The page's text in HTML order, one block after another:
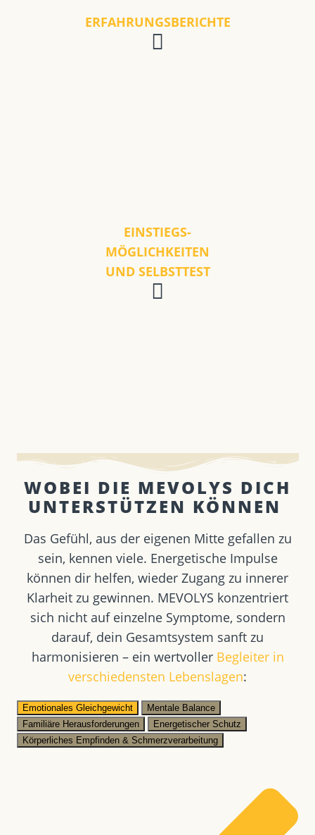
ERFAHRUNGSBERICHTE
EINSTIEGS-
MÖGLICHKEITEN
UND SELBSTTEST
WOBEI DIE MEVOLYS DICH
UNTERSTÜTZEN KÖNNEN ​
Das Gefühl, aus der eigenen Mitte gefallen zu
sein, kennen viele. Energetische Impulse
können dir helfen, wieder Zugang zu innerer
Klarheit zu gewinnen. MEVOLYS konzentriert
sich nicht auf einzelne Symptome, sondern
darauf, dein Gesamtsystem sanft zu
harmonisieren – ein wertvoller Begleiter in
verschiedensten Lebenslagen:
Emotionales Gleichgewicht
Mentale Balance
Familiäre Herausforderungen
Energetischer Schutz
Körperliches Empfinden & Schmerzverarbeitung